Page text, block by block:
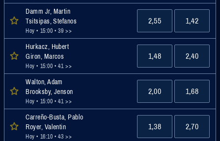
Damm Jr, Martin
Tsitsipas, Stefanos
Hoy • 15:00 • 39 >>
2,55 1,42
Hurkacz, Hubert
Giron, Marcos
Hoy • 15:00 • 41 >>
1,48 2,40
Walton, Adam
Brooksby, Jenson
Hoy • 15:00 • 41 >>
2,00 1,68
Carreño-Busta, Pablo
Royer, Valentin
Hoy • 16:10 • 43 >>
1,38 2,70